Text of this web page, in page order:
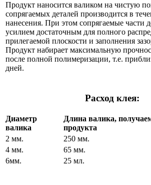
Продукт наносится валиком на чистую
сопрягаемых деталей производится в
нанесения. При этом сопрягаемые части
усилием достаточным для полного
прилегаемой плоскости и заполнения
Продукт набирает максимальную
после полной полимеризации, т.е.
дней.
Расход клея:
Диаметр
валика
Длина валика,
продукта
2 мм.
250 мм.
4 мм.
65 мм.
6мм.
25 мл.